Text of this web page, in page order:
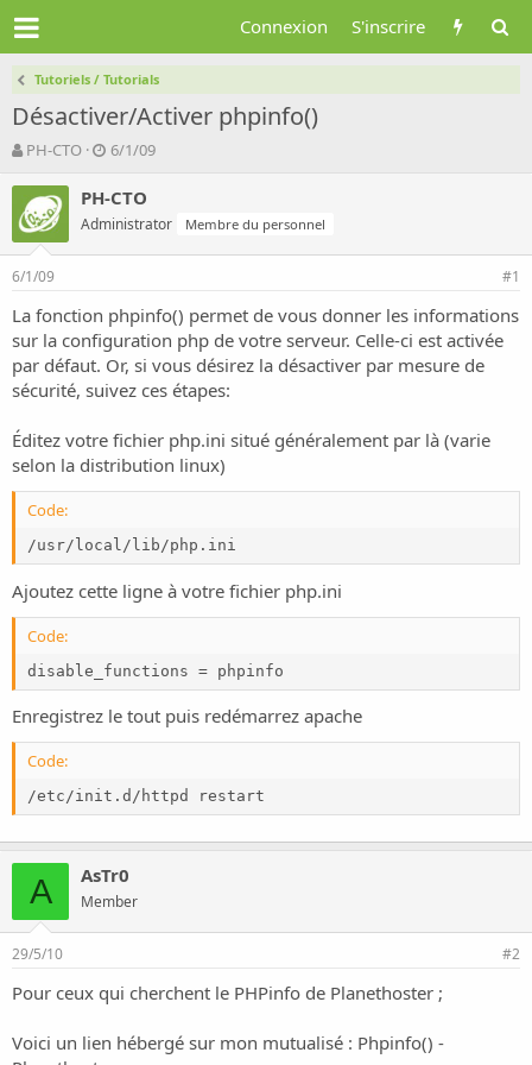
Connexion S'inscrire
Tutoriels / Tutorials
Désactiver/Activer phpinfo()
A
t
e
u
r
d
l
a
d
i
u
s
s
i
n
PH-CTO
D
t
e
d
e
b
u
t
6/1/09
PH-CTO
Administrator Membre du personnel
6/1/09 #1
La fonction phpinfo() permet de vous donner les informations
sur la configuration php de votre serveur. Celle-ci est activée
par défaut. Or, si vous désirez la désactiver par mesure de
sécurité, suivez ces étapes:
Éditez votre fichier php.ini situé généralement par là (varie
selon la distribution linux)
Code:
/usr/local/lib/php.ini
Ajoutez cette ligne à votre fichier php.ini
Code:
disable_functions = phpinfo
Enregistrez le tout puis redémarrez apache
Code:
/etc/init.d/httpd restart
A AsTr0
Member
29/5/10 #2
Pour ceux qui cherchent le PHPinfo de Planethoster ;
Voici un lien hébergé sur mon mutualisé : Phpinfo() -